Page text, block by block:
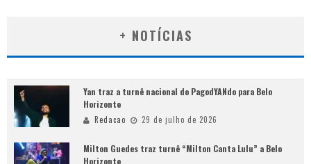
+ NOTÍCIAS
Yan traz a turnê nacional do PagodYANdo para Belo
Horizonte
Redacao 29 de julho de 2026
Milton Guedes traz turnê “Milton Canta Lulu” a Belo
Horizonte